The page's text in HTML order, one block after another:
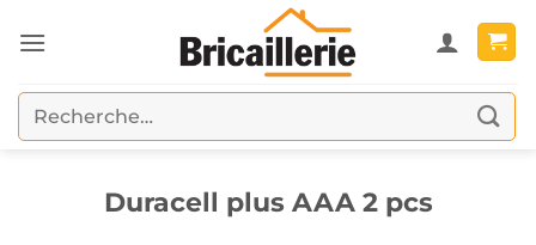
au
Recherche
pour :
Duracell plus AAA 2 pcs